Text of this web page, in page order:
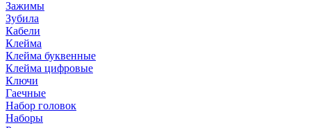
Зажимы
Зубила
Кабели
Клейма
Клейма буквенные
Клейма цифровые
Ключи
Гаечные
Набор головок
Наборы